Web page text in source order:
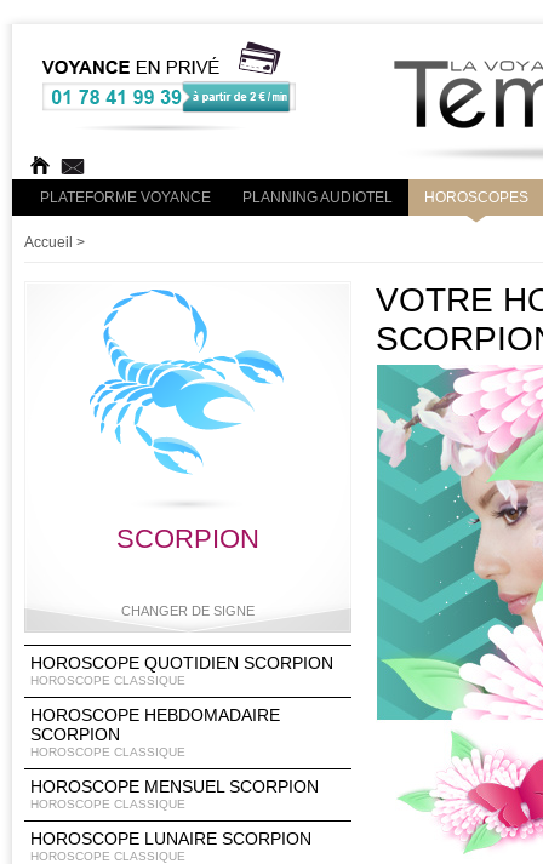
PLATEFORME VOYANCE PLANNING AUDIOTEL HOROSCOPES
Accueil >
SCORPION
CHANGER DE SIGNE
Bélier Taureau Gémeaux Cancer
Lion Vierge Balance Scorpion
HOROSCOPE QUOTIDIEN SCORPION
HOROSCOPE CLASSIQUE
HOROSCOPE HEBDOMADAIRE
SCORPION
HOROSCOPE CLASSIQUE
HOROSCOPE MENSUEL SCORPION
HOROSCOPE CLASSIQUE
HOROSCOPE LUNAIRE SCORPION
HOROSCOPE CLASSIQUE
VOTRE